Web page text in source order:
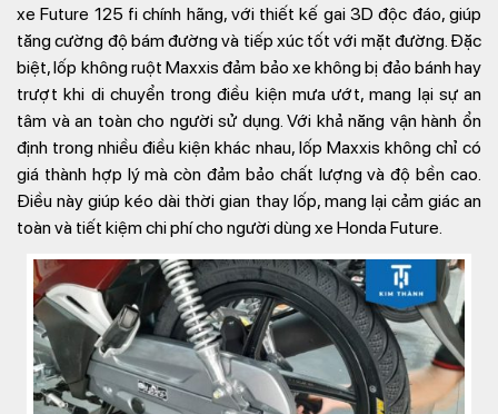
xe Future 125 fi chính hãng, với thiết kế gai 3D độc đáo, giúp
tăng cường độ bám đường và tiếp xúc tốt với mặt đường. Đặc
biệt, lốp không ruột Maxxis đảm bảo xe không bị đảo bánh hay
trượt khi di chuyển trong điều kiện mưa ướt, mang lại sự an
tâm và an toàn cho người sử dụng. Với khả năng vận hành ổn
định trong nhiều điều kiện khác nhau, lốp Maxxis không chỉ có
giá thành hợp lý mà còn đảm bảo chất lượng và độ bền cao.
Điều này giúp kéo dài thời gian thay lốp, mang lại cảm giác an
toàn và tiết kiệm chi phí cho người dùng xe Honda Future.